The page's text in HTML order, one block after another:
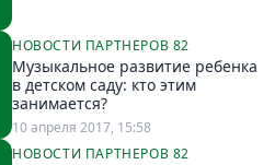
НОВОСТИ ПАРТНЕРОВ 82
Музыкальное развитие ребенка
в детском саду: кто этим
занимается?
10 апреля 2017, 15:58
НОВОСТИ ПАРТНЕРОВ 82